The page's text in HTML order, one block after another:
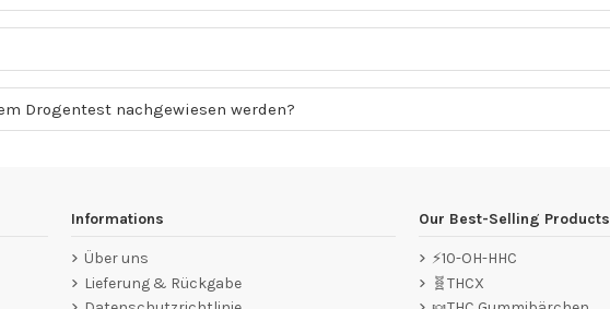
Drogentest nachgewiesen werden?
Informations
Über uns
Lieferung & Rückgabe
Our Best-Selling Products
⚡10-OH-HHC
🧬THCX